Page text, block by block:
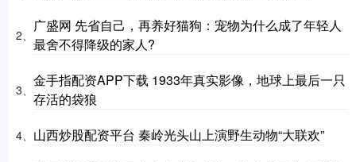
2、
广盛网 先省自己，再养好猫狗：宠物为什么成了年轻人
最舍不得降级的家人?
3、
金手指配资APP下载 1933年真实影像，地球上最后一只
存活的袋狼
4、 山西炒股配资平台 秦岭光头山上演野生动物“大联欢”